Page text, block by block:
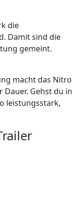
die
Damit sind die
gemeint.
macht das Nitro
Gehst du in
leistungsstark,